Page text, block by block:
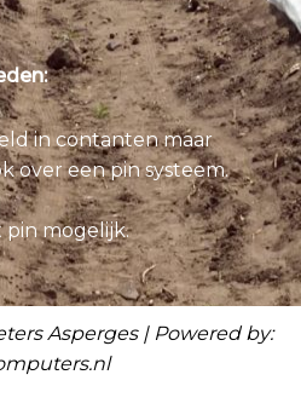
in contanten maar
over een pin systeem.
pin mogelijk.
Asperges | Powered by: